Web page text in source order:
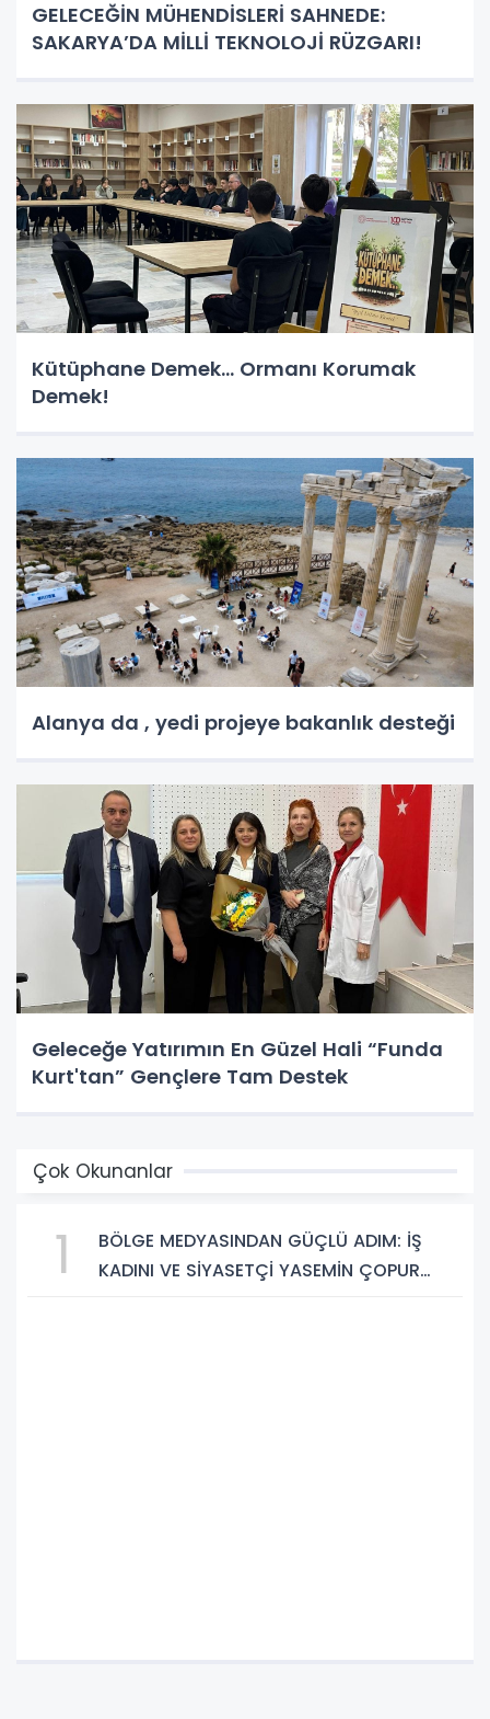
GELECEĞİN MÜHENDİSLERİ SAHNEDE:
SAKARYA’DA MİLLİ TEKNOLOJİ RÜZGARI!
Kütüphane Demek… Ormanı Korumak
Demek!
Alanya da , yedi projeye bakanlık desteği
Geleceğe Yatırımın En Güzel Hali “Funda
Kurt'tan” Gençlere Tam Destek
Çok Okunanlar
1
BÖLGE MEDYASINDAN GÜÇLÜ ADIM: İŞ
KADINI VE SİYASETÇİ YASEMİN ÇOPUR